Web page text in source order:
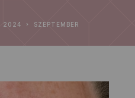
2024 SZEPTEMBER